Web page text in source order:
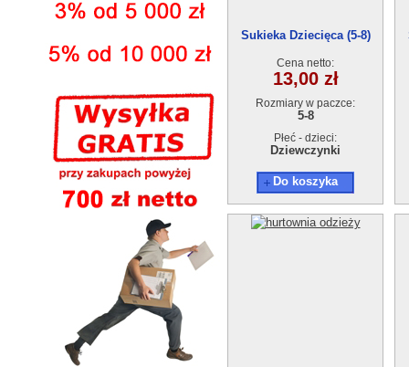
Sukieka Dziecięca (5-8)
Cena netto:
13,00 zł
Rozmiary w paczce:
5-8
Płeć - dzieci:
Dziewczynki
Do koszyka